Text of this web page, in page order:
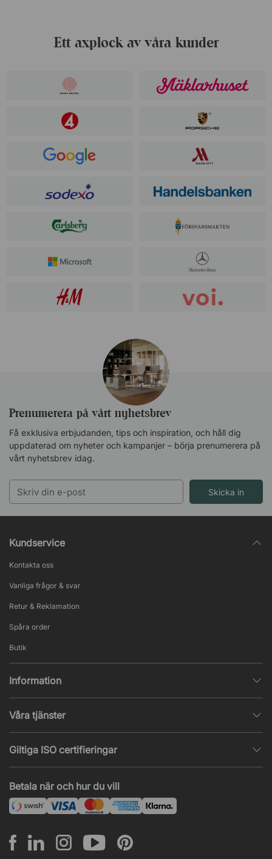
Ett axplock av våra kunder
Prenumerera på vårt nyhetsbrev
Få exklusiva erbjudanden, tips och inspiration, och håll dig
uppdaterad om nyheter och kampanjer – börja prenumerera på
vårt nyhetsbrev idag.
Skicka in
Kundservice
Kontakta oss
Vanliga frågor & svar
Retur & Reklamation
Spåra order
Butik
Information
Försäljningsvillkor
Populära sidor
Jobba hos oss
Nyheter & artiklar
Våra tjänster
Tysta rum & telefonbås
Projekt & offert
Montering
Betala när och hur du vill
Giltiga ISO certifieringar
ISO 14001– Miljöledning
ISO 45001– Arbetsmiljöledning